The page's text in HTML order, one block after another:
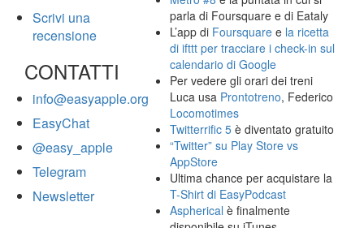
Scrivi una
recensione
CONTATTI
info@easyapple.org
EasyChat
@easy_apple
Telegram
Newsletter
parla di Foursquare e di Eataly
L’app di Foursquare e la ricetta
di ifttt per tracciare i check-in sul
calendario di Google
Per vedere gli orari dei treni
Luca usa Prontotreno, Federico
Locomotimes
Twitterrific 5 è diventato gratuito
“Twitter” su Play Store vs
AppStore
Ultima chance per acquistare la
T-Shirt di EasyPodcast
Aspherical è finalmente